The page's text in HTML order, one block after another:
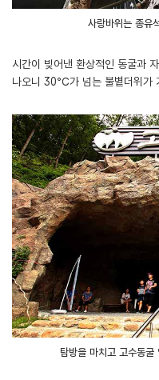
사랑바위는 종유
시간이 빚어낸 환상적인 동굴과
나오니 30℃가 넘는 불볕더위가
탐방을 마치고 고수동굴